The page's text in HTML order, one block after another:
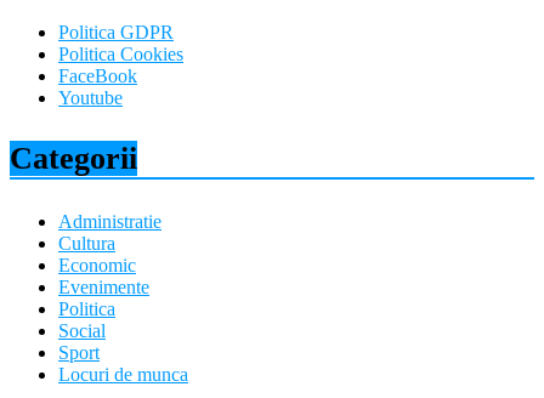
Politica GDPR
Politica Cookies
FaceBook
Youtube
Categorii
Administratie
Cultura
Economic
Evenimente
Politica
Social
Sport
Locuri de munca